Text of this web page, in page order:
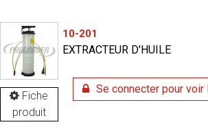
Fiche
produit
10-201
EXTRACTEUR D'HUILE
Se connecter pour voir